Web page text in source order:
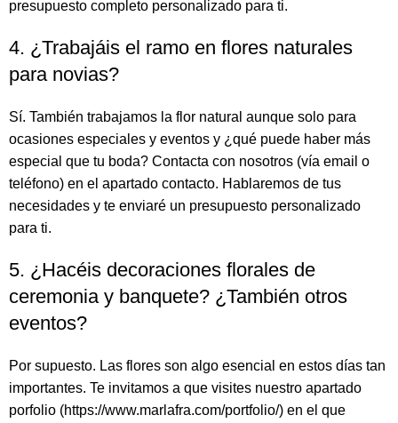
presupuesto completo personalizado para ti.
4. ¿Trabajáis el ramo en flores naturales
para novias?
Sí. También trabajamos la flor natural aunque solo para
ocasiones especiales y eventos y ¿qué puede haber más
especial que tu boda? Contacta con nosotros (vía email o
teléfono) en el apartado contacto. Hablaremos de tus
necesidades y te enviaré un presupuesto personalizado
para ti.
5. ¿Hacéis decoraciones florales de
ceremonia y banquete? ¿También otros
eventos?
Por supuesto. Las flores son algo esencial en estos días tan
importantes. Te invitamos a que visites nuestro apartado
porfolio (https://www.marlafra.com/portfolio/) en el que